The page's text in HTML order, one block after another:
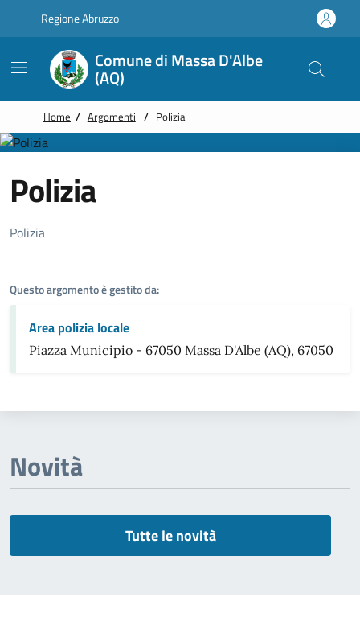
Regione Abruzzo
Comune di Massa D'Albe
(AQ)
Home / Argomenti / Polizia
Polizia
Dettagli Argomento
Polizia
Questo argomento è gestito da:
Area polizia locale
Piazza Municipio - 67050 Massa D'Albe (AQ), 67050
Novità
Tutte le novità